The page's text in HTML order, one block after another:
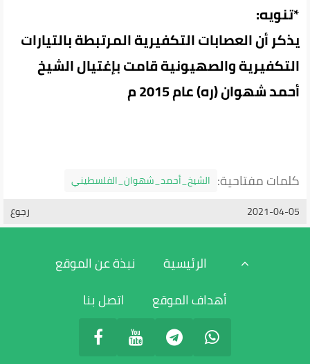
*تنويه:
يذكر أن العصابات التكفيرية المرتبطة بالتيارات
التكفيرية والصهيونية قامت بإغتيال الشيخ
أحمد شهوان (ره) عام 2015 م
كلمات مفتاحية: الشيخ_أحمد_شهوان_الفلسطيني
رجوع
2021-04-05
الرئيسية
نبذة عن الموقع
أهداف الموقع
اتصل بنا